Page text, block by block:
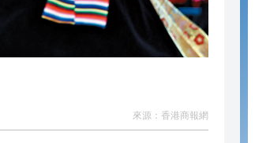
來源： 香港商報網